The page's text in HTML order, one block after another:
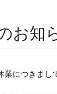
お知
につきまし